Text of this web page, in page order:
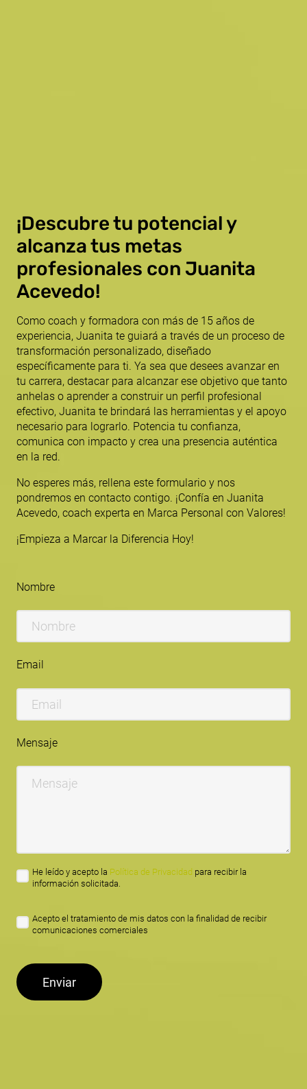
¡Descubre tu potencial y
alcanza tus metas
profesionales con Juanita
Acevedo!
Como coach y formadora con más de 15 años de
experiencia, Juanita te guiará a través de un proceso de
transformación personalizado, diseñado
específicamente para ti. Ya sea que desees avanzar en
tu carrera, destacar para alcanzar ese objetivo que tanto
anhelas o aprender a construir un perfil profesional
efectivo, Juanita te brindará las herramientas y el apoyo
necesario para lograrlo. Potencia tu confianza,
comunica con impacto y crea una presencia auténtica
en la red.
No esperes más, rellena este formulario y nos
pondremos en contacto contigo. ¡Confía en Juanita
Acevedo, coach experta en Marca Personal con Valores!
¡Empieza a Marcar la Diferencia Hoy!
Nombre
Email
Mensaje
He leído y acepto la Política de Privacidad para recibir la
información solicitada.
Acepto el tratamiento de mis datos con la finalidad de recibir
comunicaciones comerciales